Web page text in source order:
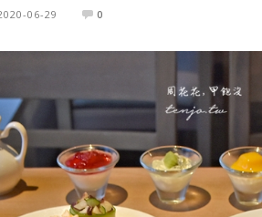
06-29 0